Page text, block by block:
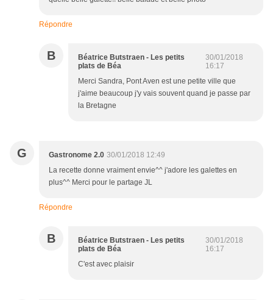
Répondre
B
Béatrice Butstraen - Les petits
plats de Béa
30/01/2018
16:17
Merci Sandra, Pont Aven est une petite ville que
j'aime beaucoup j'y vais souvent quand je passe par
la Bretagne
G Gastronome 2.0 30/01/2018 12:49
La recette donne vraiment envie^^ j'adore les galettes en
plus^^ Merci pour le partage JL
Répondre
B
Béatrice Butstraen - Les petits
plats de Béa
30/01/2018
16:17
C'est avec plaisir